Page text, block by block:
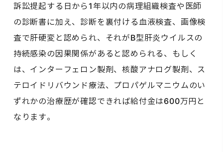
訴訟提起する日から1年以内の病理組織検査や医師
の診断書に加え、診断を裏付ける血液検査、画像検
査で肝硬変と認められ、それがB型肝炎ウイルスの
持続感染の因果関係があると認められる、もしく
は、インターフェロン製剤、核酸アナログ製剤、ス
テロイドリバウンド療法、プロパゲルマニウムのい
ずれかの治療歴が確認できれば給付金は600万円と
なります。